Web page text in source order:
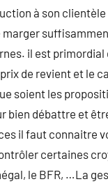
à son
marger
il est primordial
de revient et le
soient les
bien débattre et
il faut connaitre
certaines
le BFR, …La